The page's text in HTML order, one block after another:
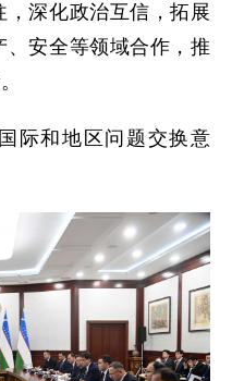
深化政治互信，拓展
安全等领域合作，推
际和地区问题交换意